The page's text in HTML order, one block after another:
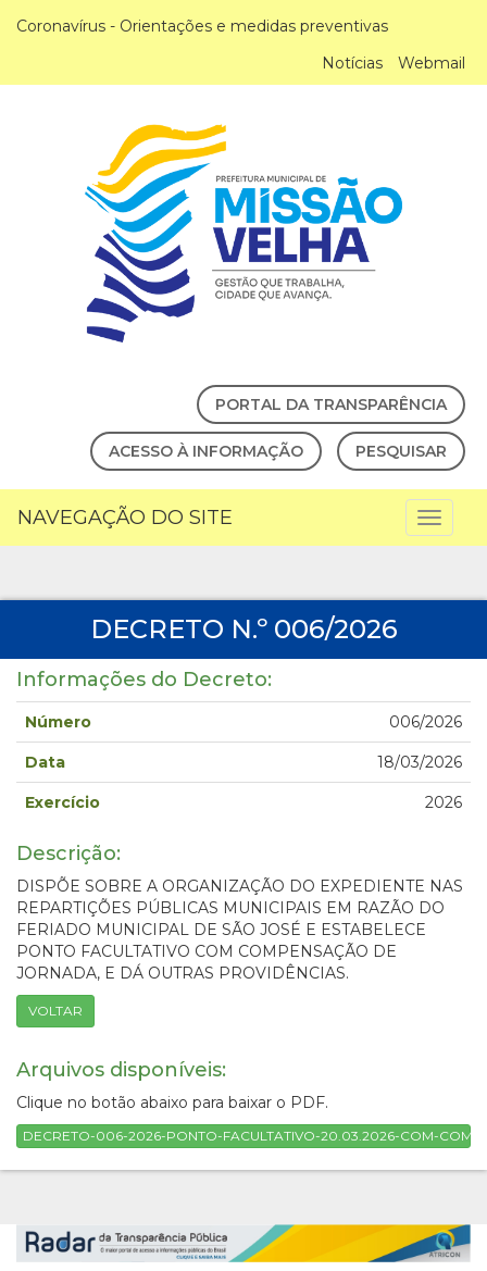
Coronavírus - Orientações e medidas preventivas
Notícias
Webmail
PORTAL DA TRANSPARÊNCIA
ACESSO À INFORMAÇÃO PESQUISAR
NAVEGAÇÃO DO SITE
DECRETO N.º 006/2026
Informações do Decreto:
Número 006/2026
Data 18/03/2026
Exercício 2026
Descrição:
DISPÕE SOBRE A ORGANIZAÇÃO DO EXPEDIENTE NAS
REPARTIÇÕES PÚBLICAS MUNICIPAIS EM RAZÃO DO
FERIADO MUNICIPAL DE SÃO JOSÉ E ESTABELECE
PONTO FACULTATIVO COM COMPENSAÇÃO DE
JORNADA, E DÁ OUTRAS PROVIDÊNCIAS.
VOLTAR
Arquivos disponíveis:
Clique no botão abaixo para baixar o PDF.
DECRETO-006-2026-PONTO-FACULTATIVO-20.03.2026-COM-